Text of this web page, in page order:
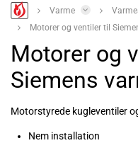
Varme
Motorer og ventiler til
Motorer og
Siemens
Motorstyrede kugleventiler
Nem installation